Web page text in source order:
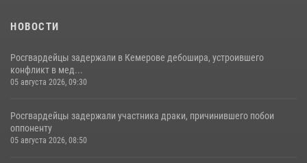
НОВОСТИ
Росгвардейцы задержали в Кемерове дебошира, устроившего
конфликт в мед...
05 августа 2026, 09:30
Росгвардейцы задержали участника драки, причинившего побои
оппоненту
05 августа 2026, 08:50